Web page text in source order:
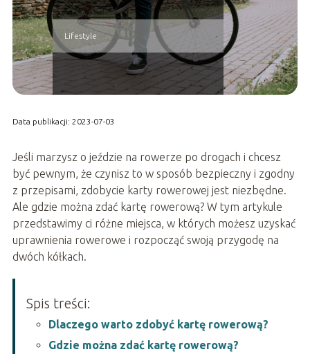
Lifestyle
Data publikacji: 2023-07-03
Jeśli marzysz o jeździe na rowerze po drogach i chcesz
być pewnym, że czynisz to w sposób bezpieczny i zgodny
z przepisami, zdobycie karty rowerowej jest niezbędne.
Ale gdzie można zdać kartę rowerową? W tym artykule
przedstawimy ci różne miejsca, w których możesz uzyskać
uprawnienia rowerowe i rozpocząć swoją przygodę na
dwóch kółkach.
Spis treści:
Dlaczego warto zdobyć kartę rowerową?
Gdzie można zdać kartę rowerową?